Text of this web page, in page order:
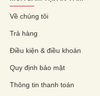
Về chúng tôi
Trả hàng
Điều kiện & điều khoản
Quy định bảo mật
Thông tin thanh toán